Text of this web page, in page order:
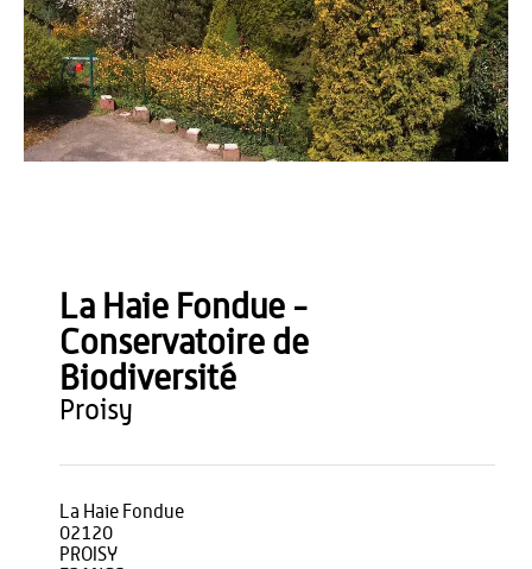
La Haie Fondue -
Conservatoire de
Biodiversité
proisy
La Haie Fondue
02120
PROISY